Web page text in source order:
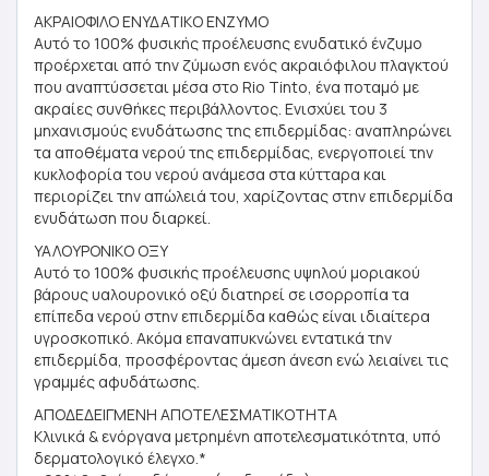
ΑΚΡΑΙΟΦΙΛΟ ΕΝΥΔΑΤΙΚΟ ΕΝΖΥΜΟ
Αυτό το 100% φυσικής προέλευσης ενυδατικό ένζυμο
προέρχεται από την ζύμωση ενός ακραιόφιλου πλαγκτού
που αναπτύσσεται μέσα στο Rio Tinto, ένα ποταμό με
ακραίες συνθήκες περιβάλλοντος. Ενισχύει του 3
μηχανισμούς ενυδάτωσης της επιδερμίδας: αναπληρώνει
τα αποθέματα νερού της επιδερμίδας, ενεργοποιεί την
κυκλοφορία του νερού ανάμεσα στα κύτταρα και
περιορίζει την απώλειά του, χαρίζοντας στην επιδερμίδα
ενυδάτωση που διαρκεί.
ΥΑΛΟΥΡΟΝΙΚΟ ΟΞΥ
Αυτό το 100% φυσικής προέλευσης υψηλού μοριακού
βάρους υαλουρονικό οξύ διατηρεί σε ισορροπία τα
επίπεδα νερού στην επιδερμίδα καθώς είναι ιδιαίτερα
υγροσκοπικό. Ακόμα επαναπυκνώνει εντατικά την
επιδερμίδα, προσφέροντας άμεση άνεση ενώ λειαίνει τις
γραμμές αφυδάτωσης.
ΑΠΟΔΕΔΕΙΓΜΕΝΗ ΑΠΟΤΕΛΕΣΜΑΤΙΚΟΤΗΤΑ
Κλινικά & ενόργανα μετρημένη αποτελεσματικότητα, υπό
δερματολογικό έλεγχο.*